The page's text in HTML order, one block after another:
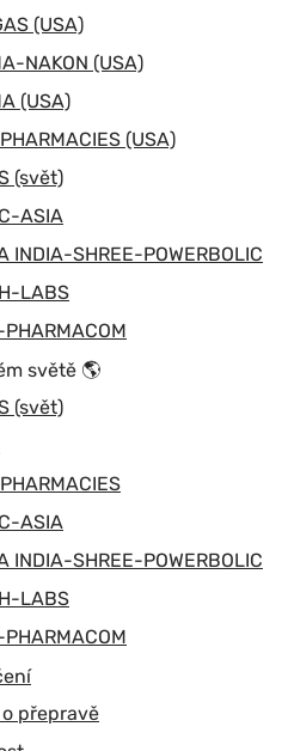
(USA)
NAKON (USA)
(USA)
(USA)
(svět)
ASIA
INDIA-SHREE-POWERBOLIC
LABS
světě 🌎
(svět)
ASIA
INDIA-SHREE-POWERBOLIC
LABS
přepravě